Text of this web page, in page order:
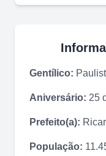
Gentílico:
Aniversário: 25
Prefeito(a):
População: